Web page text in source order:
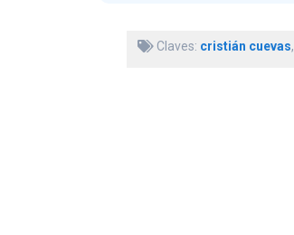
Claves: cristián cuevas,